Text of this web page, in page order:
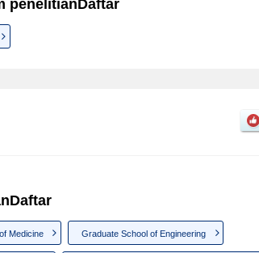
penelitianDaftar
Medicine Graduate School of Engineering